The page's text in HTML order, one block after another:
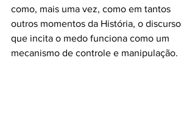
como, mais uma vez, como em tantos
outros momentos da História, o discurso
que incita o medo funciona como um
mecanismo de controle e manipulação.